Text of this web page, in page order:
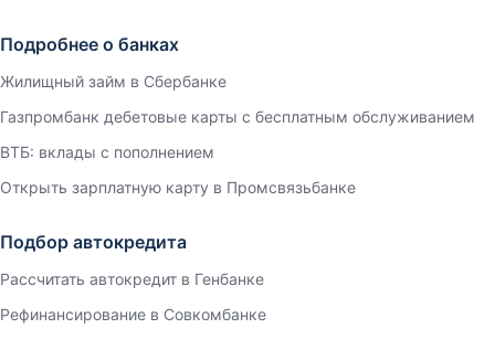
Подробнее о банках
Жилищный займ в Сбербанке
Газпромбанк дебетовые карты с бесплатным обслуживанием
ВТБ: вклады с пополнением
Открыть зарплатную карту в Промсвязьбанке
Подбор автокредита
Рассчитать автокредит в Генбанке
Рефинансирование в Совкомбанке